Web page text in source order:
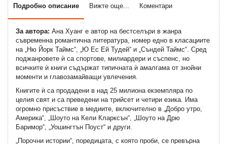
Подробно описание Вижте още... Коментари
За автора: Ана Хуанг е автор на бестселъри в жанра
съвременна романтична литература, номер едно в класациите
на „Ню Йорк Таймс“, „Ю Ес Ей Тудей“ и „Съндей Таймс“. Сред
поджанровете ѝ са спортове, милиардери и съспенс, но
всичките ѝ книги съдържат типичната ѝ амалгама от знойни
моменти и главозамайващи увлечения.
Книгите ѝ са продадени в над 25 милиона екземпляра по
целия свят и са преведени на трийсет и четири езика. Има
огромно присъствие в медиите, включително в „Добро утро,
Америка“, „Шоуто на Кели Кларксън“, „Шоуто на Дрю
Баримор“, „Уошингтън Поуст“ и други.
„Порочни истории“, поредицата, с която проби, се превърна